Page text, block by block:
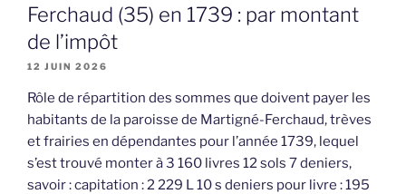
Ferchaud (35) en 1739 : par montant
de l’impôt
12 JUIN 2026
Rôle de répartition des sommes que doivent payer les
habitants de la paroisse de Martigné-Ferchaud, trèves
et frairies en dépendantes pour l’année 1739, lequel
s’est trouvé monter à 3 160 livres 12 sols 7 deniers,
savoir : capitation : 2 229 L 10 s deniers pour livre : 195